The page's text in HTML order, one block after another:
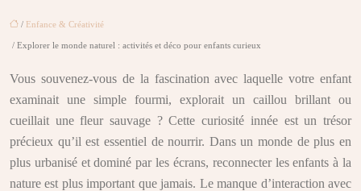
/ Enfance & Créativité
/ Explorer le monde naturel : activités et déco pour enfants curieux
Vous souvenez-vous de la fascination avec laquelle votre enfant
examinait une simple fourmi, explorait un caillou brillant ou
cueillait une fleur sauvage ? Cette curiosité innée est un trésor
précieux qu’il est essentiel de nourrir. Dans un monde de plus en
plus urbanisé et dominé par les écrans, reconnecter les enfants à la
nature est plus important que jamais. Le manque d’interaction avec